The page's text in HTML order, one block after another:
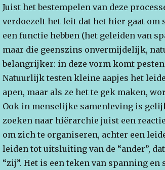
Juist het bestempelen van deze
verdoezelt het feit dat het hier gaat
een functie hebben (het geleiden van
maar die geenszins onvermijdelijk,
belangrijker: in deze vorm komt
Natuurlijk testen kleine aapjes het
apen, maar als ze het te gek maken,
Ook in menselijke samenleving is
zoeken naar hiërarchie juist een
om zich te organiseren, achter een
leiden tot uitsluiting van de “ander”,
“zij”. Het is een teken van spanning